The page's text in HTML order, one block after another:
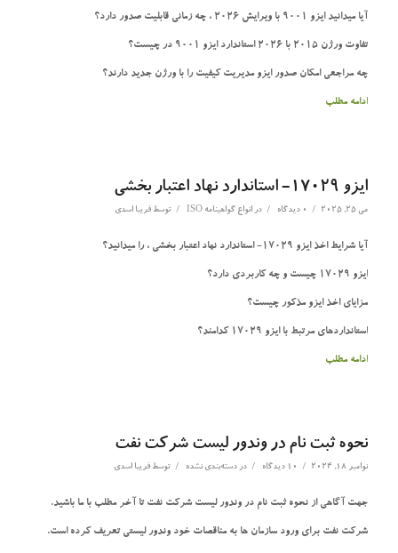
آیا میدانید ایزو 9001 با ویرایش 2026 ، چه زمانی قابلیت صدور دارد؟
تفاوت ورژن 2015 با 2026 استاندارد ایزو 9001 در چیست؟
چه مراجعی امکان صدور ایزو مدیریت کیفیت را با ورژن جدید دارند؟
ادامه مطلب
ایزو 17029- استاندارد نهاد اعتبار بخشی
می 25, 2025 / 0 دیدگاه / در انواع گواهینامه ISO / توسط فریبا اسدی
آیا شرایط اخذ ایزو 17029- استاندارد نهاد اعتبار بخشی ، را میدانید؟
ایزو 17029 چیست و چه کاربردی دارد؟
مزایای اخذ ایزو مذکور چیست؟
استانداردهای مرتبط با ایزو 17029 کدامند؟
ادامه مطلب
نحوه ثبت نام در وندور لیست شرکت نفت
نوامبر 18, 2024 / 10 دیدگاه / در دسته‌بندی نشده / توسط فریبا اسدی
جهت آگاهی از نحوه ثبت نام در وندور لیست شرکت نفت تا آخر مطلب با ما باشید.
شرکت نفت برای ورود سازمان ها به مناقصات خود وندور لیستی تعریف کرده است.